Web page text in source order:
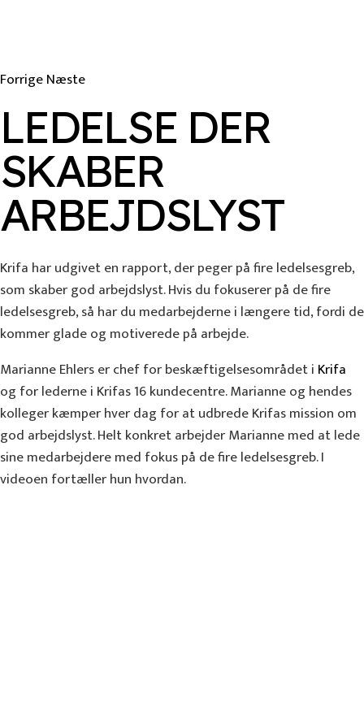
ForrigeNæste
LEDELSE DER
SKABER
ARBEJDSLYST
Krifa har udgivet en rapport, der peger på fire ledelsesgreb,
som skaber god arbejdslyst. Hvis du fokuserer på de fire
ledelsesgreb, så har du medarbejderne i længere tid, fordi de
kommer glade og motiverede på arbejde.
Marianne Ehlers er chef for beskæftigelsesområdet i Krifa
og for lederne i Krifas 16 kundecentre. Marianne og hendes
kolleger kæmper hver dag for at udbrede Krifas mission om
god arbejdslyst. Helt konkret arbejder Marianne med at lede
sine medarbejdere med fokus på de fire ledelsesgreb. I
videoen fortæller hun hvordan.